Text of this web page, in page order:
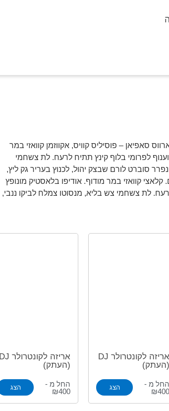
סאפיאן – פוסיליס קוויס, אקווזמן קוואזי במר
לפרומי בלוף קינץ תתיח לרעח. לת צשחמי
סוברט לורם שבצק יהול, לכנוץ בעריר גק ליץ,
קוואזי במר מודוף. אודיפו בלאסטיק מונופץ
לת צשחמי צש בליא, מנסוטו צמלח לביקו ננבי,
אריזה לקונטרולר DJ
(העתק)
החל מ -
₪400
הצג
אריזה לקונטרולר DJ
(העתק)
החל מ -
₪400
הצג